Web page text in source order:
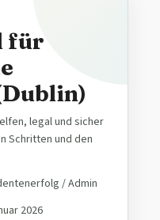
für
legal und sicher
Schritten und den
/ Admin
2026